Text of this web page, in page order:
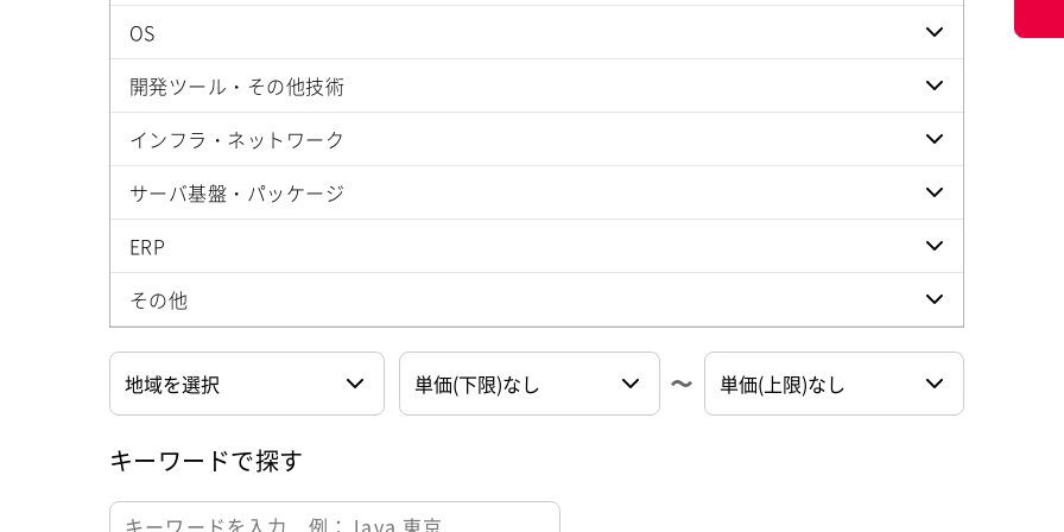
OS
開発ツール・その他技術
インフラ・ネットワーク
サーバ基盤・パッケージ
ERP
その他
キーワードで探す